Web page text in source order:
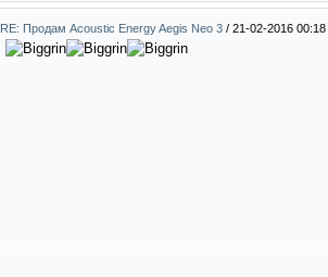
RE: Продам Acoustic Energy Aegis Neo 3 / 21-02-2016 00:18